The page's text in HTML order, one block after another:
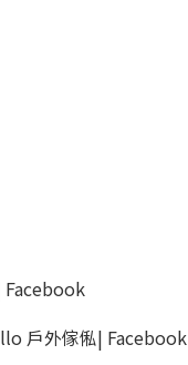
Facebook
戶外傢俬| Facebook